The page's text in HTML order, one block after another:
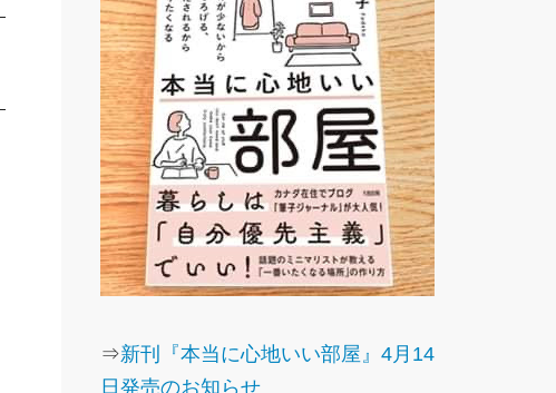
⇒新刊『本当に心地いい部屋』4月14
日発売のお知らせ